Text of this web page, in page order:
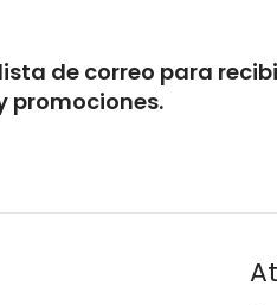
de correo para
promociones.